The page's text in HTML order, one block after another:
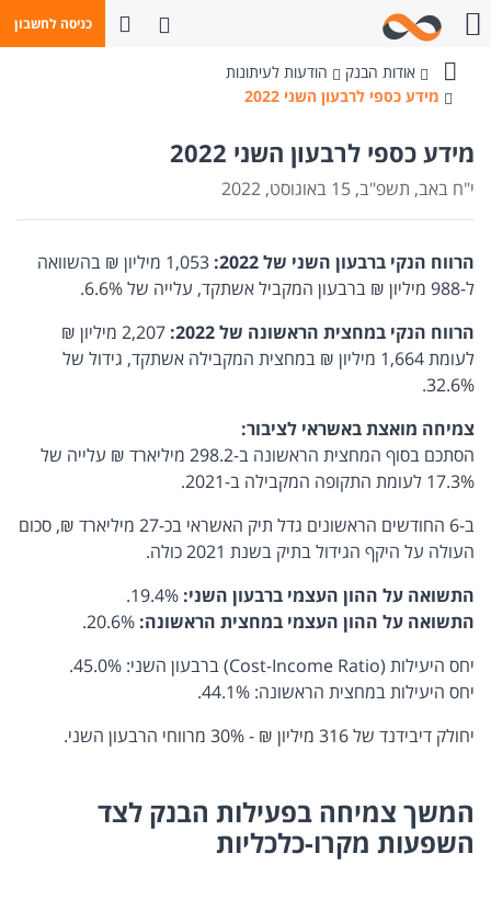
כניסה לחשבון
פתח חיפושחייגו אלינו
בנק
אודות הבנק
הודעות לעיתונות
מידע כספי לרבעון השני 2022
מידע כספי לרבעון השני 2022
י"ח באב, תשפ"ב, 15 באוגוסט, 2022
הרווח הנקי ברבעון השני של 2022:
1,053 מיליון ₪ בהשוואה
ל-988 מיליון ₪ ברבעון המקביל אשתקד, עלייה של 6.6%.
הרווח הנקי במחצית הראשונה של 2022:
2,207 מיליון ₪
לעומת 1,664 מיליון ₪ במחצית המקבילה אשתקד, גידול של
32.6%.
צמיחה מואצת באשראי לציבור:
הסתכם בסוף המחצית הראשונה ב-298.2 מיליארד ₪ עלייה של
17.3% לעומת התקופה המקבילה ב-2021.
ב-6 החודשים הראשונים גדל תיק האשראי בכ-27 מיליארד ₪, סכום
העולה על היקף הגידול בתיק בשנת 2021 כולה.
התשואה על ההון העצמי ברבעון השני:
התשואה על ההון העצמי במחצית הראשונה:
יחס היעילות (Cost-Income Ratio) ברבעון השני: 45.0%.
יחס היעילות במחצית הראשונה: 44.1%.
יחולק דיבידנד של 316 מיליון ₪ - 30% מרווחי הרבעון השני.
המשך צמיחה בפעילות הבנק לצד
השפעות מקרו-כלכליות